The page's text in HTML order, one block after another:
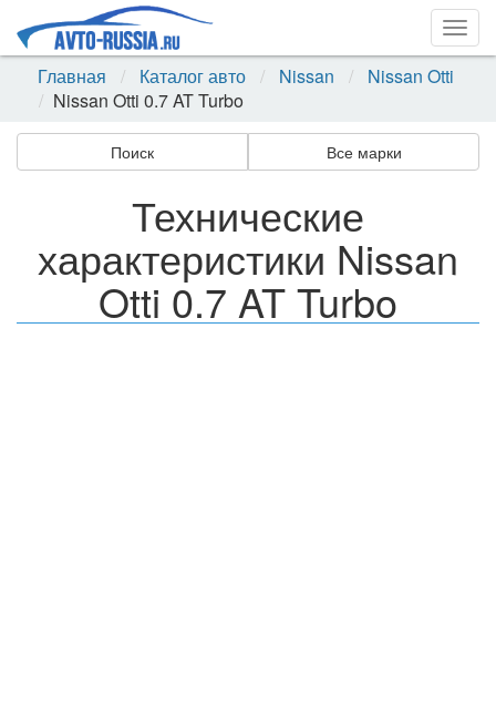
Главная
Каталог авто Nissan
Nissan Otti
Nissan Otti 0.7 AT Turbo
Поиск Все марки
Технические
характеристики Nissan
Otti 0.7 AT Turbo